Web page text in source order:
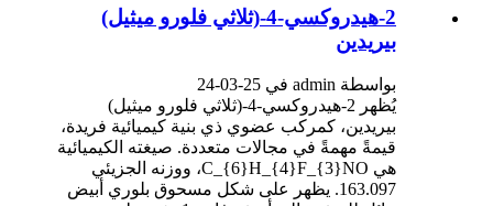
2-هيدروكسي-4-(ثلاثي فلورو ميثيل)
بيريدين
بواسطة admin في 25-03-24
يُظهر 2-هيدروكسي-4-(ثلاثي فلورو ميثيل)
بيريدين، كمركب عضوي ذي بنية كيميائية فريدة،
قيمةً مهمةً في مجالات متعددة. صيغته الكيميائية
هي C_{6}H_{4}F_{3}NO، ووزنه الجزيئي
163.097. يظهر على شكل مسحوق بلوري أبيض